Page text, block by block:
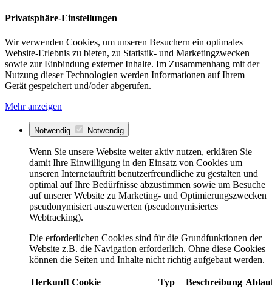
Privatsphäre-Einstellungen
Wir verwenden Cookies, um unseren Besuchern ein optimales
Website-Erlebnis zu bieten, zu Statistik- und Marketingzwecken
sowie zur Einbindung externer Inhalte. Im Zusammenhang mit der
Nutzung dieser Technologien werden Informationen auf Ihrem
Gerät gespeichert und/oder abgerufen.
Mehr anzeigen
Notwendig Notwendig
Wenn Sie unsere Website weiter aktiv nutzen, erklären Sie
damit Ihre Einwilligung in den Einsatz von Cookies um
unseren Internetauftritt benutzerfreundliche zu gestalten und
optimal auf Ihre Bedürfnisse abzustimmen sowie um Besuche
auf unserer Website zu Marketing- und Optimierungszwecken
pseudonymisiert auszuwerten (pseudonymisiertes
Webtracking).
Die erforderlichen Cookies sind für die Grundfunktionen der
Website z.B. die Navigation erforderlich. Ohne diese Cookies
können die Seiten und Inhalte nicht richtig aufgebaut werden.
Herkunft Cookie Typ Beschreibung